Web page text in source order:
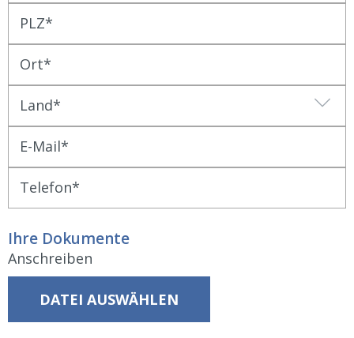
PLZ
Ort
Land
E-Mail
Telefon
Ihre Dokumente
Anschreiben
DATEI AUSWÄHLEN